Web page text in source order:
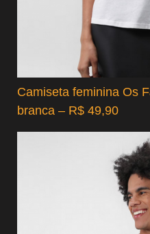
Camiseta feminina Os
branca – R$ 49,90